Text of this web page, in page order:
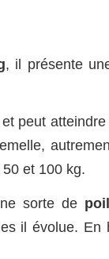
, il présente
peut atteindre
et 100 kg.
sorte de
il évolue. En